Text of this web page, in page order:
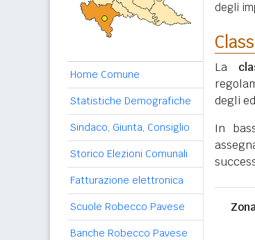
Home Comune
Statistiche Demografiche
Sindaco, Giunta, Consiglio
Storico Elezioni Comunali
Fatturazione elettronica
Scuole Robecco Pavese
Banche Robecco Pavese
degli
La
degli
In